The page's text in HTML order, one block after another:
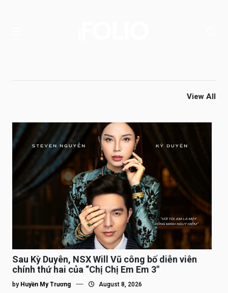
View All
Sau Kỳ Duyên, NSX Will Vũ công bố diễn viên
chính thứ hai của “Chị Chị Em Em 3″
by Huyền My Trương August 8, 2026